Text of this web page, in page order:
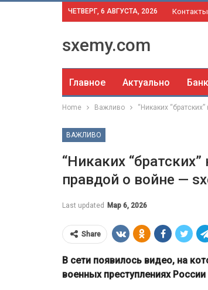
ЧЕТВЕРГ, 6 АВГУСТА, 2026 Контакты
sxemy.com
Главное Актуально
Home Важливо “Никаких
ВАЖЛИВО
“Никаких
правдой о войне —
Last updated Мар 6, 2026
Share
В сети появилось видео, на
военных преступлениях